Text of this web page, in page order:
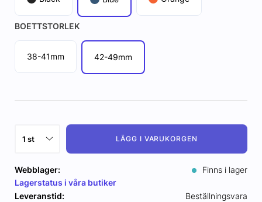
BOETTSTORLEK
38-41mm 42-49mm
LÄGG I VARUKORGEN
Webblager:
Finns i lager
Lagerstatus i våra butiker
Leveranstid:
Beställningsvara